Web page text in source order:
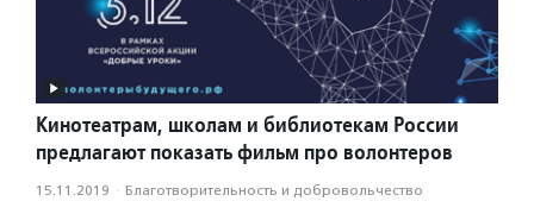
Кинотеатрам, школам и библиотекам России
предлагают показать фильм про волонтеров
15.11.2019 · Благотвори­тель­ность и доброволь­чест­во